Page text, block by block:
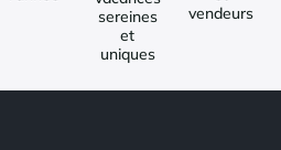
sereines
et
uniques
vendeurs